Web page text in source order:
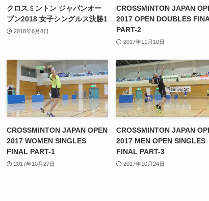
クロスミントン ジャパンオー
プン2018 女子シングルス決勝1
2018年6月8日
CROSSMINTON JAPAN
2017 OPEN DOUBLES
PART-2
2017年11月10日
CROSSMINTON JAPAN OPEN
2017 WOMEN SINGLES
FINAL PART-1
2017年10月27日
CROSSMINTON JAPAN
2017 MEN OPEN SINGLES
FINAL PART-3
2017年10月24日